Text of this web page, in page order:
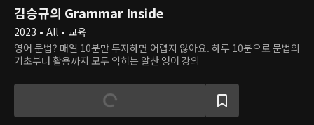
김승규의 Grammar Inside
2023 • All • 교육
영어 문법? 매일 10분만 투자하면 어렵지 않아요. 하루 10분으로 문법의
기초부터 활용까지 모두 익히는 알찬 영어 강의